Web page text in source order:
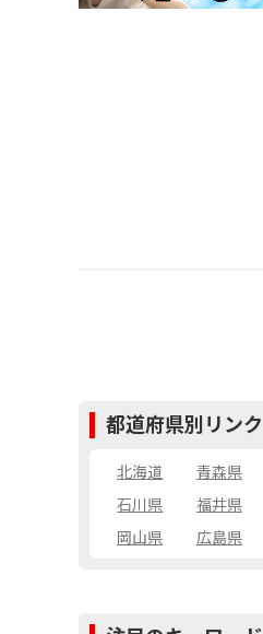
都道府県別リンク
北海道 青森県
石川県
福井県
岡山県
広島県